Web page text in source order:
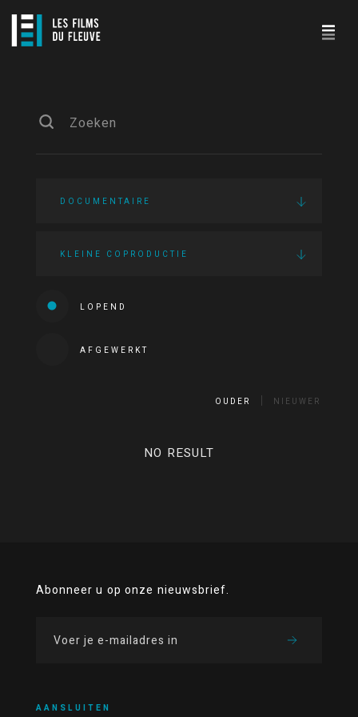
DOCUMENTAIRE
KLEINE COPRODUCTIE
LOPEND
AFGEWERKT
OUDER NIEUWER
NO RESULT
Abonneer u op onze nieuwsbrief.
AANSLUITEN